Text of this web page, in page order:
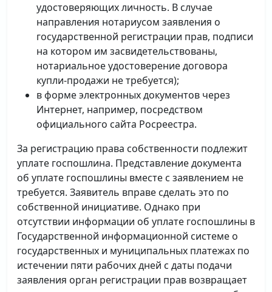
удостоверяющих личность. В случае
направления нотариусом заявления о
государственной регистрации прав, подписи
на котором им засвидетельствованы,
нотариальное удостоверение договора
купли-продажи не требуется);
в форме электронных документов через
Интернет, например, посредством
официального сайта Росреестра.
За регистрацию права собственности подлежит
уплате госпошлина. Представление документа
об уплате госпошлины вместе с заявлением не
требуется. Заявитель вправе сделать это по
собственной инициативе. Однако при
отсутствии информации об уплате госпошлины в
Государственной информационной системе о
государственных и муниципальных платежах по
истечении пяти рабочих дней с даты подачи
заявления орган регистрации прав возвращает